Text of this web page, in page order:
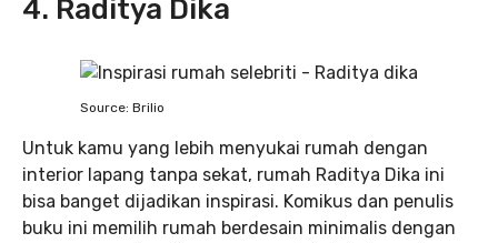
4. Raditya Dika
Source: Brilio
Untuk kamu yang lebih menyukai rumah dengan
interior lapang tanpa sekat, rumah Raditya Dika ini
bisa banget dijadikan inspirasi. Komikus dan penulis
buku ini memilih rumah berdesain minimalis dengan